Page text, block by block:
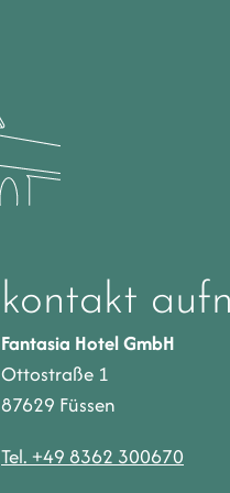
kontakt
Fantasia Hotel GmbH
Ottostraße 1
87629 Füssen
Tel. +49 8362 300670